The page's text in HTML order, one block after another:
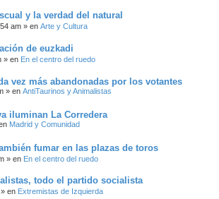
y la verdad del natural
am » en Arte y Cultura
de euzkadi
» en En el centro del ruedo
vez más abandonadas por los votantes
» en AntiTaurinos y Animalistas
iluminan La Corredera
Madrid y Comunidad
fumar en las plazas de toros
» en En el centro del ruedo
todo el partido socialista
» en Extremistas de Izquierda